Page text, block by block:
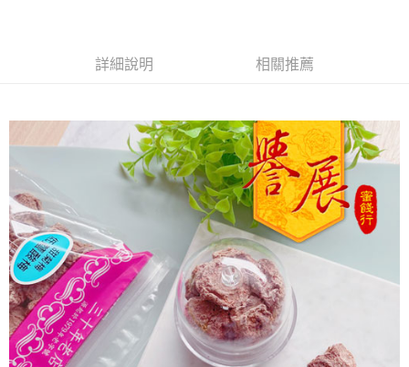
每筆NT$60，滿NT$799(含以上)免運費
付款後全家取貨
每筆NT$60，滿NT$799(含以上)免運費
7-11取貨付款
每筆NT$60，滿NT$799(含以上)免運費
付款後7-11取貨
每筆NT$60，滿NT$799(含以上)免運費
宅配到家
詳細說明 相關推薦